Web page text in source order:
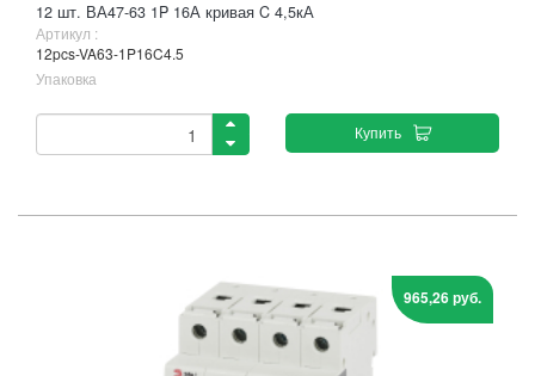
12 шт. ВА47-63 1P 16А кривая C 4,5кА
Артикул :
12pcs-VA63-1P16C4.5
Упаковка
Купить
965,26 руб.